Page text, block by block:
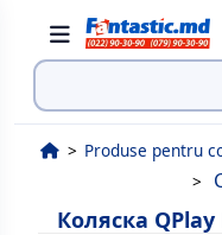
Поиск
Produse pentru
Коляска